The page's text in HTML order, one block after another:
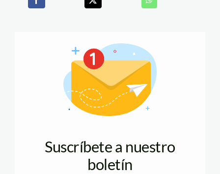
Suscríbete a nuestro
boletín